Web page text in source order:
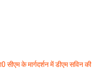
सीएम के मार्गदर्शन में डीएम सविन की